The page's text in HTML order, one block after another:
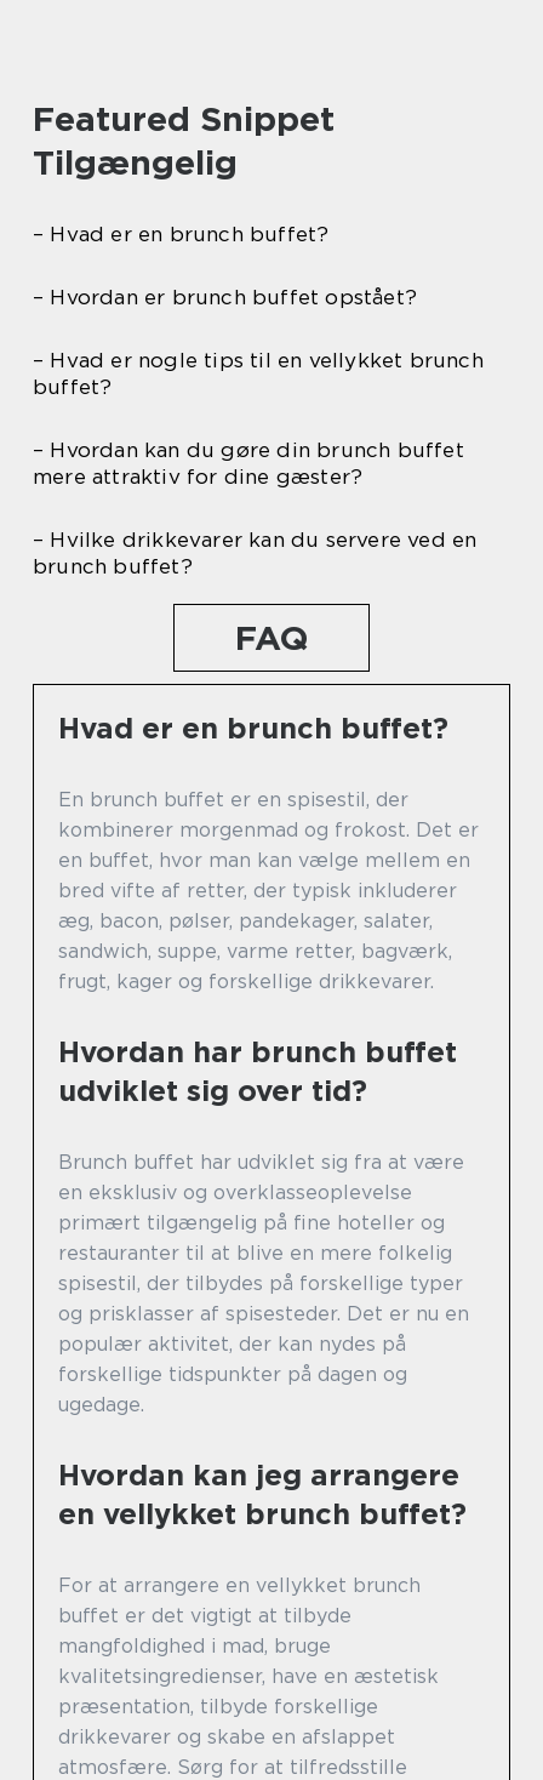
Featured Snippet
Tilgængelig
– Hvad er en brunch buffet?
– Hvordan er brunch buffet opstået?
– Hvad er nogle tips til en vellykket brunch
buffet?
– Hvordan kan du gøre din brunch buffet
mere attraktiv for dine gæster?
– Hvilke drikkevarer kan du servere ved en
brunch buffet?
FAQ
Hvad er en brunch buffet?
En brunch buffet er en spisestil, der
kombinerer morgenmad og frokost. Det er
en buffet, hvor man kan vælge mellem en
bred vifte af retter, der typisk inkluderer
æg, bacon, pølser, pandekager, salater,
sandwich, suppe, varme retter, bagværk,
frugt, kager og forskellige drikkevarer.
Hvordan har brunch buffet
udviklet sig over tid?
Brunch buffet har udviklet sig fra at være
en eksklusiv og overklasseoplevelse
primært tilgængelig på fine hoteller og
restauranter til at blive en mere folkelig
spisestil, der tilbydes på forskellige typer
og prisklasser af spisesteder. Det er nu en
populær aktivitet, der kan nydes på
forskellige tidspunkter på dagen og
ugedage.
Hvordan kan jeg arrangere
en vellykket brunch buffet?
For at arrangere en vellykket brunch
buffet er det vigtigt at tilbyde
mangfoldighed i mad, bruge
kvalitetsingredienser, have en æstetisk
præsentation, tilbyde forskellige
drikkevarer og skabe en afslappet
atmosfære. Sørg for at tilfredsstille